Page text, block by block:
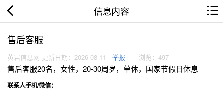
信息内容
售后客服
黄岩信息网 更新日期：2026-08-11 举报 浏览：497
售后客服20名，女性，20-30周岁，单休，国家节假日休息
联系人手机/微信：